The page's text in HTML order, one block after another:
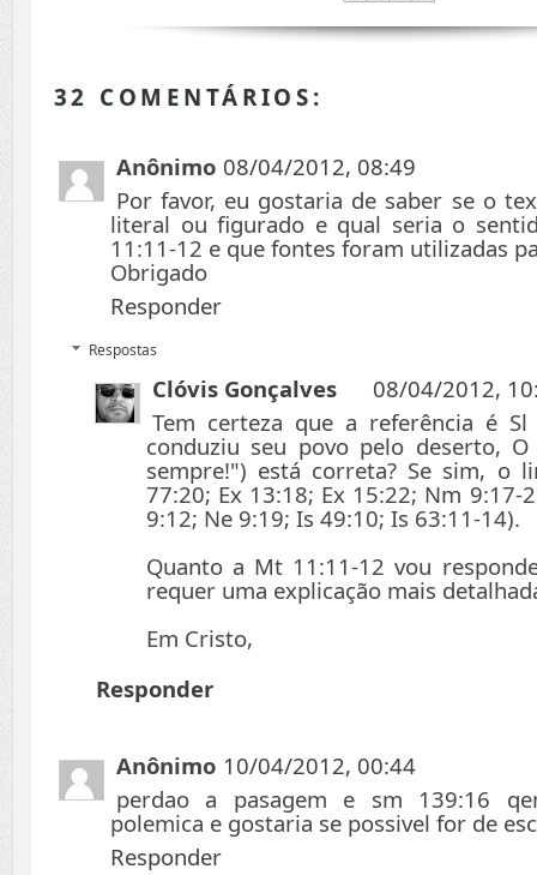
32 COMENTÁRIOS:
Anônimo 08/04/2012, 08:49
Por favor, eu gostaria de saber se o
literal ou figurado e qual seria o
11:11-12 e que fontes foram utilizadas
Obrigado
Responder
Respostas
Clóvis Gonçalves
08/04/2012,
Tem certeza que a referência é
conduziu seu povo pelo deserto,
sempre!") está correta? Se sim, o
77:20; Ex 13:18; Ex 15:22; Nm 9:17-
9:12; Ne 9:19; Is 49:10; Is 63:11-14).
Quanto a Mt 11:11-12 vou
requer uma explicação mais
Em Cristo,
Responder
Anônimo 10/04/2012, 00:44
perdao a pasagem e sm 139:16
polemica e gostaria se possivel for de
Responder